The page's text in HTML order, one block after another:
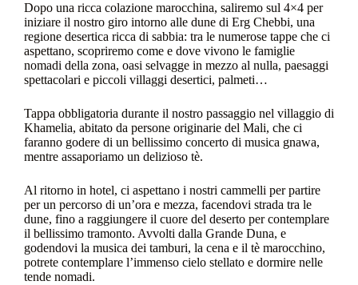
Dopo una ricca colazione marocchina, saliremo sul 4×4 per
iniziare il nostro giro intorno alle dune di Erg Chebbi, una
regione desertica ricca di sabbia: tra le numerose tappe che ci
aspettano, scopriremo come e dove vivono le famiglie
nomadi della zona, oasi selvagge in mezzo al nulla, paesaggi
spettacolari e piccoli villaggi desertici, palmeti…
Tappa obbligatoria durante il nostro passaggio nel villaggio di
Khamelia, abitato da persone originarie del Mali, che ci
faranno godere di un bellissimo concerto di musica gnawa,
mentre assaporiamo un delizioso tè.
Al ritorno in hotel, ci aspettano i nostri cammelli per partire
per un percorso di un’ora e mezza, facendovi strada tra le
dune, fino a raggiungere il cuore del deserto per contemplare
il bellissimo tramonto. Avvolti dalla Grande Duna, e
godendovi la musica dei tamburi, la cena e il tè marocchino,
potrete contemplare l’immenso cielo stellato e dormire nelle
tende nomadi.